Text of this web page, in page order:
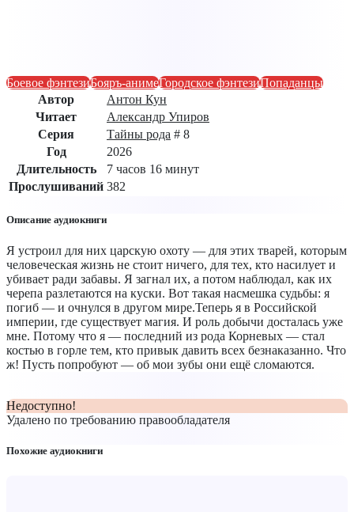
Боевое фэнтезиБояръ-анимеГородское фэнтезиПопаданцы
Автор
Антон Кун
Читает
Александр Упиров
Серия
Тайны рода # 8
Год
2026
Длительность
7 часов 16 минут
Прослушиваний 382
Описание аудиокниги
Я устроил для них царскую охоту — для этих тварей, которым
человеческая жизнь не стоит ничего, для тех, кто насилует и
убивает ради забавы. Я загнал их, а потом наблюдал, как их
черепа разлетаются на куски. Вот такая насмешка судьбы: я
погиб — и очнулся в другом мире.Теперь я в Российской
империи, где существует магия. И роль добычи досталась уже
мне. Потому что я — последний из рода Корневых — стал
костью в горле тем, кто привык давить всех безнаказанно. Что
ж! Пусть попробуют — об мои зубы они ещё сломаются.
Недоступно!
Удалено по требованию правообладателя
Похожие аудиокниги